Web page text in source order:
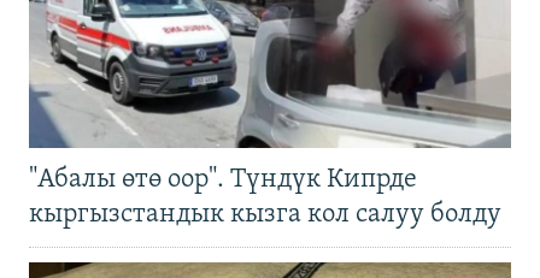
"Абалы өтө оор". Түндүк Кипрде
кыргызстандык кызга кол салуу болду